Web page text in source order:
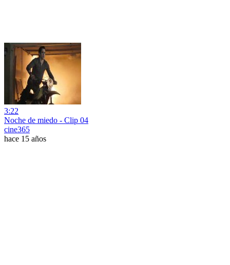
3:22
Noche de miedo - Clip 04
cine365
hace 15 años